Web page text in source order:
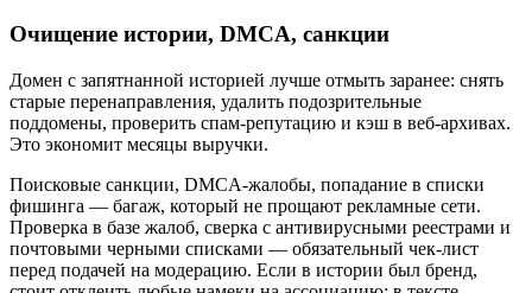
Очищение истории, DMCA, санкции
Домен с запятнанной историей лучше отмыть заранее: снять
старые перенаправления, удалить подозрительные
поддомены, проверить спам‑репутацию и кэш в веб‑архивах.
Это экономит месяцы выручки.
Поисковые санкции, DMCA‑жалобы, попадание в списки
фишинга — багаж, который не прощают рекламные сети.
Проверка в базе жалоб, сверка с антивирусными реестрами и
почтовыми черными списками — обязательный чек‑лист
перед подачей на модерацию. Если в истории был бренд,